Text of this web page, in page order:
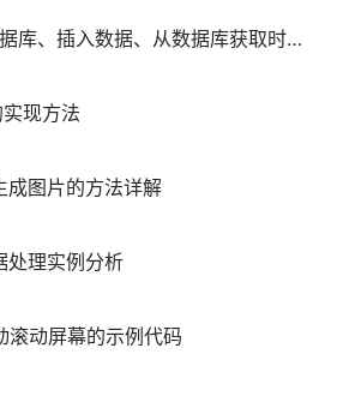
、插入数据、从数据库获取时间示例
现方法
成图片的方法详解
处理实例分析
滚动屏幕的示例代码